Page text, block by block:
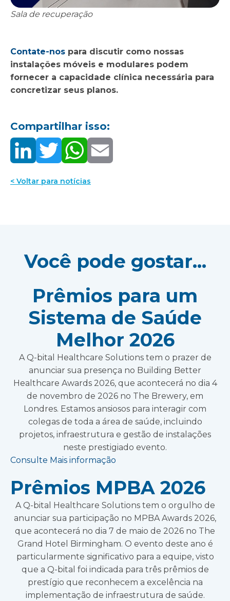
Sala de recuperação
Contate-nos para discutir como nossas
instalações móveis e modulares podem
fornecer a capacidade clínica necessária para
concretizar seus planos.
Compartilhar isso:
< Voltar para notícias
Você pode gostar...
Prêmios para um
Sistema de Saúde
Melhor 2026
A Q-bital Healthcare Solutions tem o prazer de
anunciar sua presença no Building Better
Healthcare Awards 2026, que acontecerá no dia 4
de novembro de 2026 no The Brewery, em
Londres. Estamos ansiosos para interagir com
colegas de toda a área de saúde, incluindo
projetos, infraestrutura e gestão de instalações
neste prestigiado evento.
Consulte Mais informação
Prêmios MPBA 2026
A Q-bital Healthcare Solutions tem o orgulho de
anunciar sua participação no MPBA Awards 2026,
que acontecerá no dia 7 de maio de 2026 no The
Grand Hotel Birmingham. O evento deste ano é
particularmente significativo para a equipe, visto
que a Q-bital foi indicada para três prêmios de
prestígio que reconhecem a excelência na
implementação de infraestrutura de saúde.